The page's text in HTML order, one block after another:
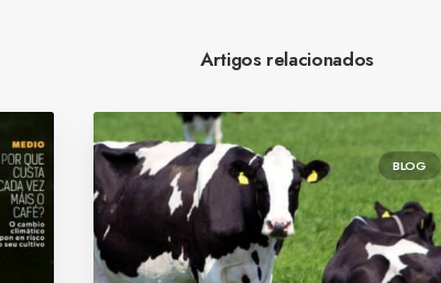
Artigos relacionados
BLOG